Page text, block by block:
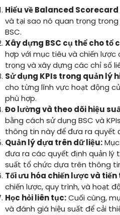
Hiểu về Balanced Scorecard
và tại sao nó quan trọng trong
BSC.
Xây dựng BSC cụ thể cho tổ
hợp với mục tiêu và chiến
trọng và xây dựng các chỉ số
Sử dụng KPIs trong quản lý
cho từng lĩnh vực hoạt động
phù hợp.
Đo lường và theo dõi hiệu
bằng cách sử dụng BSC và
thông tin này để đưa ra quyết
Quản lý dựa trên dữ liệu:Mục
đưa ra các quyết định quản lý
suất tổ chức dựa trên thông
Tối ưu hóa chiến lược và
chiến lược, quy trình, và hoạt
Học hỏi liên tục:Cuối cùng,
và đánh giá hiệu suất để cải